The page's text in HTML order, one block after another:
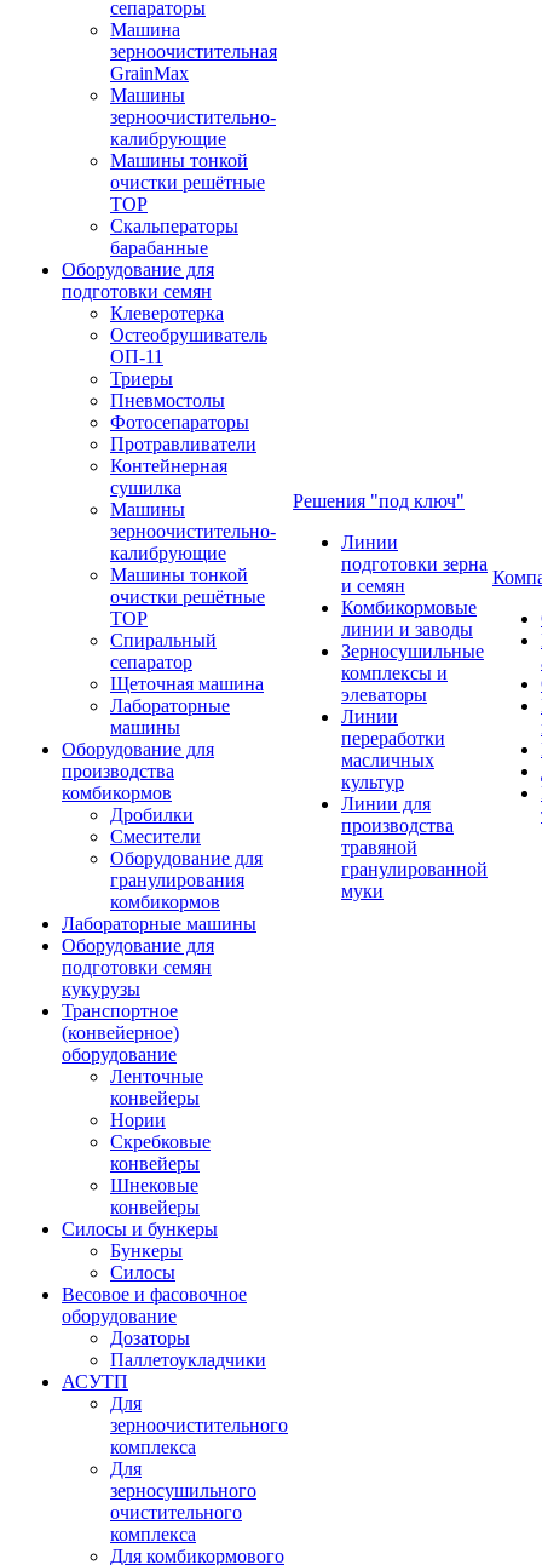
сепараторы
Машина
зерноочистительная
GrainMax
Машины
зерноочистительно-
калибрующие
Машины тонкой
очистки решётные
ТОР
Скальператоры
барабанные
Оборудование для
подготовки семян
Клеверотерка
Остеобрушиватель
ОП-11
Триеры
Пневмостолы
Фотосепараторы
Протравливатели
Контейнерная
сушилка
Машины
зерноочистительно-
калибрующие
Машины тонкой
очистки решётные
ТОР
Спиральный
сепаратор
Щеточная машина
Лабораторные
машины
Оборудование для
производства
комбикормов
Дробилки
Смесители
Оборудование для
гранулирования
комбикормов
Лабораторные машины
Оборудование для
подготовки семян
кукурузы
Транспортное
(конвейерное)
оборудование
Ленточные
конвейеры
Нории
Скребковые
конвейеры
Шнековые
конвейеры
Силосы и бункеры
Бункеры
Силосы
Весовое и фасовочное
оборудование
Дозаторы
Паллетоукладчики
АСУТП
Для
зерноочистительного
комплекса
Для
зерносушильного
очистительного
комплекса
Для комбикормового
Решения "под ключ"
Линии
подготовки зерна
и семян
Комбикормовые
линии и заводы
Зерносушильные
комплексы и
элеваторы
Линии
переработки
масличных
культур
Линии для
производства
травяной
гранулированной
муки